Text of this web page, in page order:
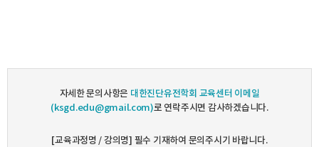
자세한 문의사항은 대한진단유전학회 교육센터 이메일
(ksgd.edu@gmail.com)로 연락주시면 감사하겠습니다.
[교육과정명 / 강의명] 필수 기재하여 문의주시기 바랍니다.